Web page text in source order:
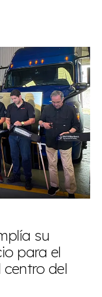
su
para el
del